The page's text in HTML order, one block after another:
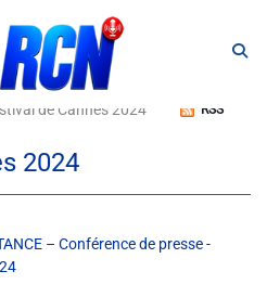
de Cannes 2024 RSS
2024
– Conférence de presse -